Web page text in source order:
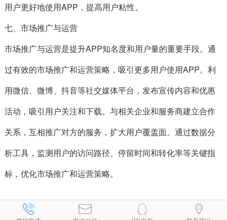
用户更好地使用APP，提高用户粘性。
七、市场推广与运营
市场推广与运营是提升APP知名度和用户量的重要手段。通
过有效的市场推广和运营策略，吸引更多用户使用APP。利
用微信、微博、抖音等社交媒体平台，发布宣传内容和优惠
活动，吸引用户关注和下载。与相关企业和服务商建立合作
关系，互相推广对方的服务，扩大用户覆盖面。通过数据分
析工具，监测用户的访问路径、停留时间和转化率等关键指
标，优化市场推广和运营策略。